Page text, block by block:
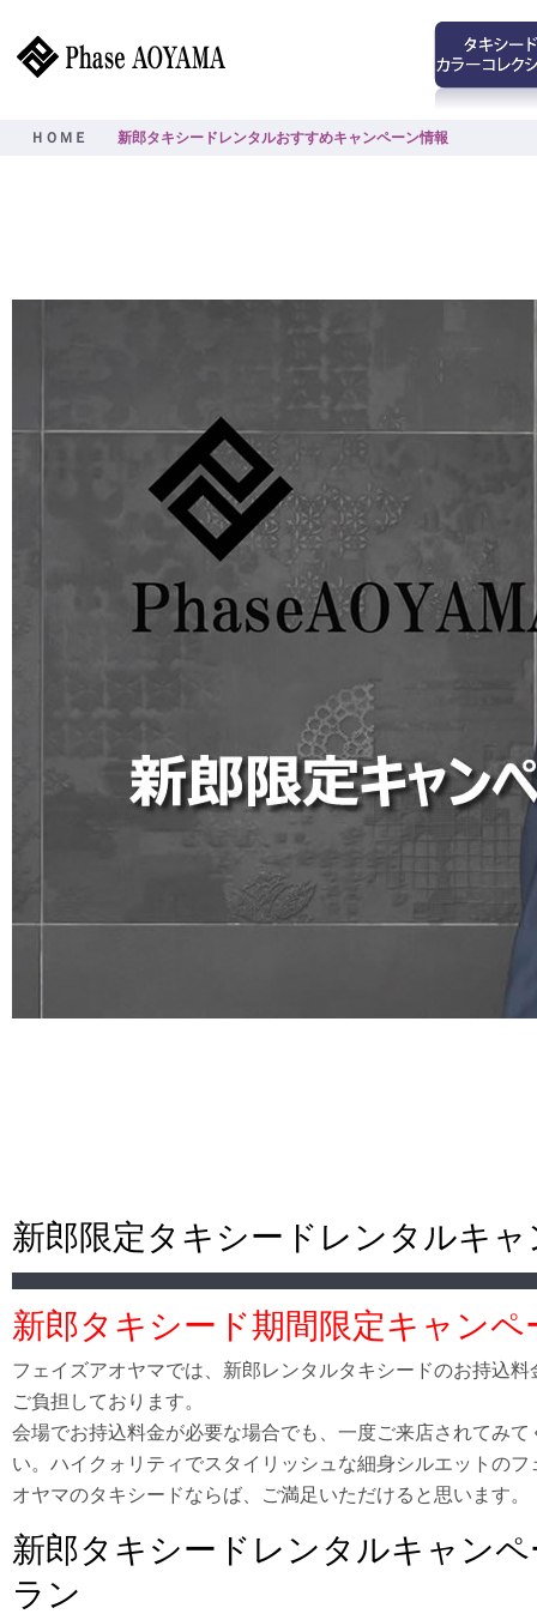
ＨＯＭＥ 新郎タキシードレンタルおすすめキャンペーン情報
新郎限定タキシードレンタルキ
新郎タキシード期間限定キャンペ
フェイズアオヤマでは、新郎レンタルタキシードのお持込料
ご負担しております。
会場でお持込料金が必要な場合でも、一度ご来店されてみて
い。ハイクォリティでスタイリッシュな細身シルエットのフ
オヤマのタキシードならば、ご満足いただけると思います。
新郎タキシードレンタルキャン
ラン